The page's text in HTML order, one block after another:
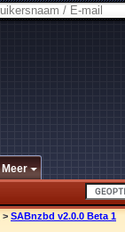
Meer
> SABnzbd v2.0.0 Beta 1